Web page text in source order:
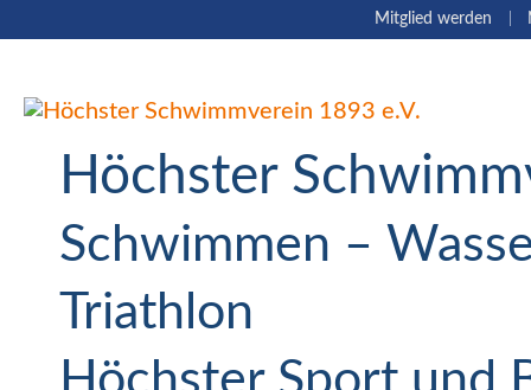
Mitglied werden
Höchster
Schwimmen –
Triathlon